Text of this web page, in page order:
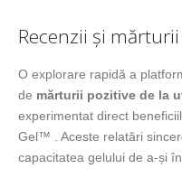
Recenzii și
O explorare rapidă a
de mărturii pozitive de la
experimentat direct
Gel™ . Aceste relatări
capacitatea gelului de a-și